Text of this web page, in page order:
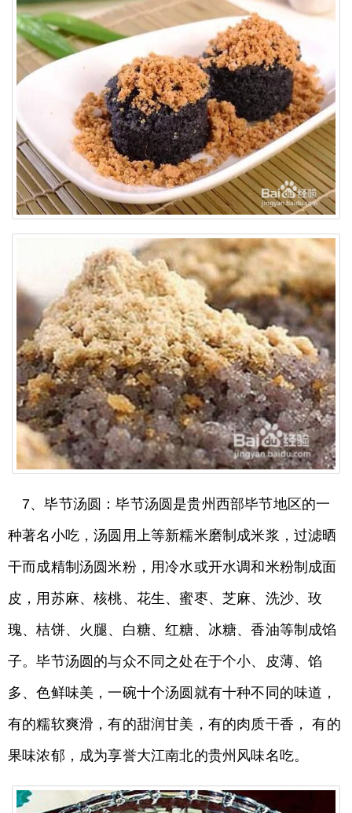
7、毕节汤圆：毕节汤圆是贵州西部毕节地区的一
种著名小吃，汤圆用上等新糯米磨制成米浆，过滤晒
干而成精制汤圆米粉，用冷水或开水调和米粉制成面
皮，用苏麻、核桃、花生、蜜枣、芝麻、洗沙、玫
瑰、桔饼、火腿、白糖、红糖、冰糖、香油等制成馅
子。毕节汤圆的与众不同之处在于个小、皮薄、馅
多、色鲜味美，一碗十个汤圆就有十种不同的味道，
有的糯软爽滑，有的甜润甘美，有的肉质干香， 有的
果味浓郁，成为享誉大江南北的贵州风味名吃。